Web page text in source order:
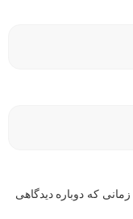
که دوباره دیدگاهی